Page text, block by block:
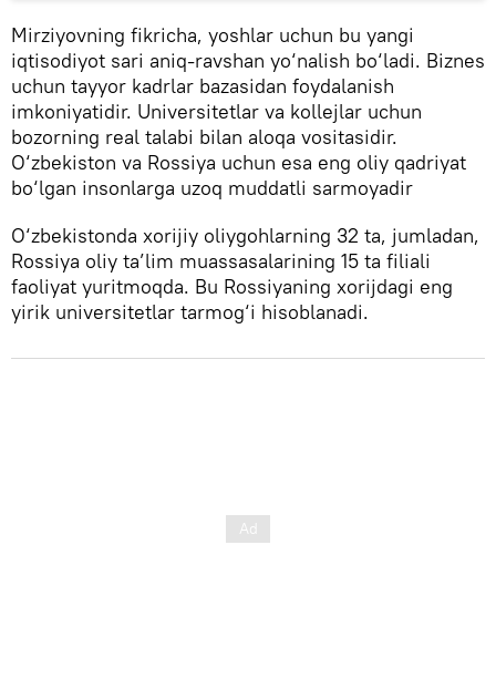
Mirziyovning fikricha, yoshlar uchun bu yangi
iqtisodiyot sari aniq-ravshan yo‘nalish bo‘ladi. Biznes
uchun tayyor kadrlar bazasidan foydalanish
imkoniyatidir. Universitetlar va kollejlar uchun
bozorning real talabi bilan aloqa vositasidir.
O‘zbekiston va Rossiya uchun esa eng oliy qadriyat
bo‘lgan insonlarga uzoq muddatli sarmoyadir
O‘zbekistonda xorijiy oliygohlarning 32 ta, jumladan,
Rossiya oliy ta’lim muassasalarining 15 ta filiali
faoliyat yuritmoqda. Bu Rossiyaning xorijdagi eng
yirik universitetlar tarmog‘i hisoblanadi.